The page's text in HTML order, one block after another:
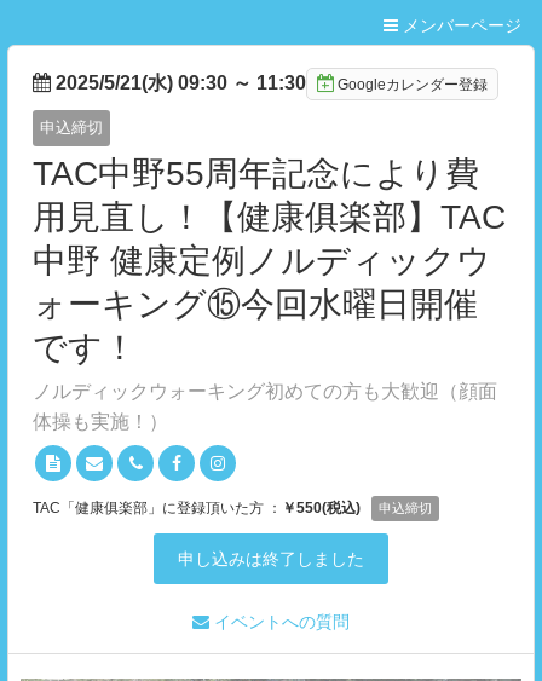
メンバーページ
2025/5/21(水) 09:30 ～ 11:30 Googleカレンダー登録
申込締切
TAC中野55周年記念により費
用見直し！【健康俱楽部】TAC
中野 健康定例ノルディックウ
ォーキング⑮今回水曜日開催
です！
ノルディックウォーキング初めての方も大歓迎（顔面
体操も実施！）
TAC「健康俱楽部」に登録頂いた方 ： ￥550(税込) 申込締切
申し込みは終了しました
イベントへの質問